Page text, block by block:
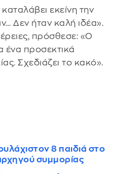
εκείνη την
Δεν ήταν καλή ιδέα».
πρόσθεσε: «Ο
ένα προσεκτικά
Σχεδιάζει το κακό».
8 παιδιά στο
συμμορίας